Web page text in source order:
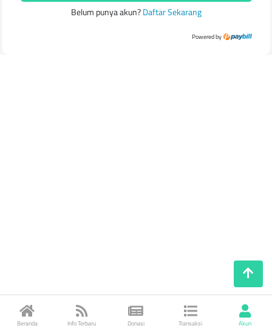
Belum punya akun?Daftar Sekarang
Powered by
Beranda Info Terbaru Donasi Transaksi Akun